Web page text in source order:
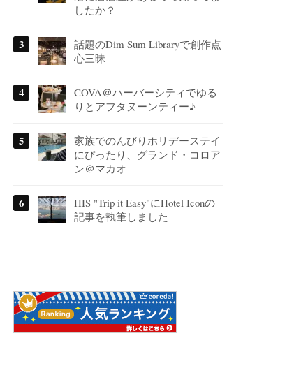
したか？
話題のDim Sum Libraryで創作点
心三昧
COVA＠ハーバーシティでゆる
りとアフタヌーンティー♪
家族でのんびりホリデーステイ
にぴったり、グランド・コロア
ン＠マカオ
HIS "Trip it Easy"にHotel Iconの
記事を執筆しました